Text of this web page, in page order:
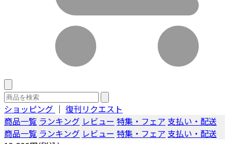
ショッピング ｜ 復刊リクエスト
商品一覧 ランキング レビュー 特集・フェア 支払い・配送
商品一覧 ランキング レビュー 特集・フェア 支払い・配送